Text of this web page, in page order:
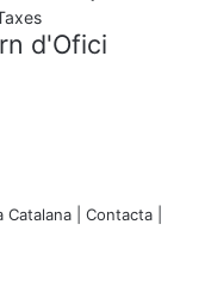
d'Ofici
| Contacta